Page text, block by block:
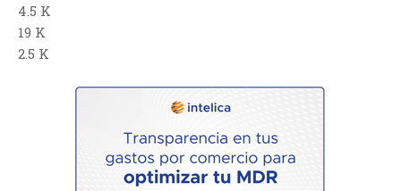
4.5 K
19 K
2.5 K